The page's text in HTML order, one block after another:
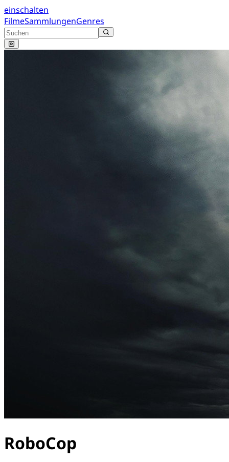
einschalten
FilmeSammlungenGenres
RoboCop